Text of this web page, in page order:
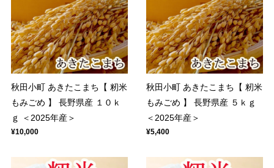
秋田小町 あきたこまち【 籾米
もみごめ 】 長野県産 １０ｋ
ｇ ＜2025年産＞
¥10,000
秋田小町 あきたこまち【 籾米
もみごめ 】 長野県産 ５ｋｇ
＜2025年産＞
¥5,400